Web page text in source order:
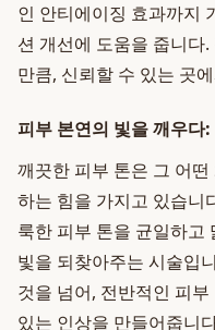
인 안티에이징 효과까지
션 개선에 도움을 줍니다
만큼, 신뢰할 수 있는 곳
피부 본연의 빛을 깨우다
깨끗한 피부 톤은 그 어
하는 힘을 가지고 있습니
룩한 피부 톤을 균일하고
빛을 되찾아주는 시술입
것을 넘어, 전반적인 피
있는 인상을 만들어줍니